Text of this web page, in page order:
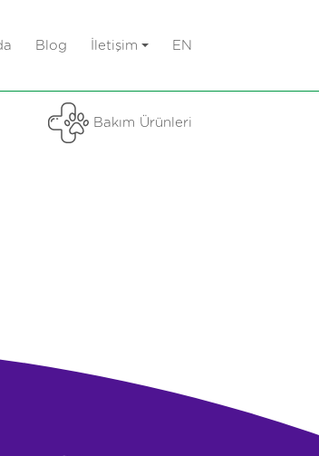
Blog İletişim EN
Bakım Ürünleri